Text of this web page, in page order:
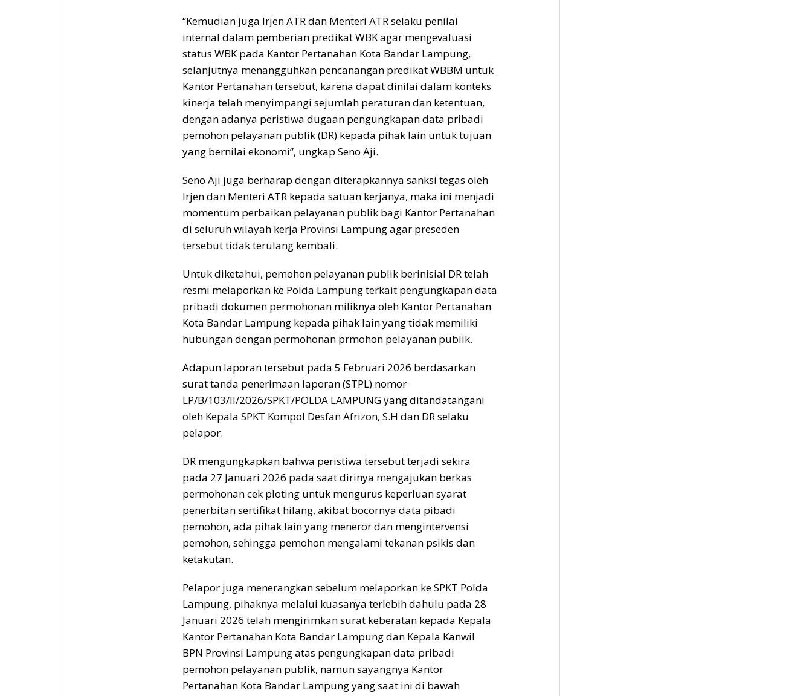
“Kemudian juga Irjen ATR dan Menteri ATR selaku penilai
internal dalam pemberian predikat WBK agar mengevaluasi
status WBK pada Kantor Pertanahan Kota Bandar Lampung,
selanjutnya menangguhkan pencanangan predikat WBBM untuk
Kantor Pertanahan tersebut, karena dapat dinilai dalam konteks
kinerja telah menyimpangi sejumlah peraturan dan ketentuan,
dengan adanya peristiwa dugaan pengungkapan data pribadi
pemohon pelayanan publik (DR) kepada pihak lain untuk tujuan
yang bernilai ekonomi”, ungkap Seno Aji.
Seno Aji juga berharap dengan diterapkannya sanksi tegas oleh
Irjen dan Menteri ATR kepada satuan kerjanya, maka ini menjadi
momentum perbaikan pelayanan publik bagi Kantor Pertanahan
di seluruh wilayah kerja Provinsi Lampung agar preseden
tersebut tidak terulang kembali.
Untuk diketahui, pemohon pelayanan publik berinisial DR telah
resmi melaporkan ke Polda Lampung terkait pengungkapan data
pribadi dokumen permohonan miliknya oleh Kantor Pertanahan
Kota Bandar Lampung kepada pihak lain yang tidak memiliki
hubungan dengan permohonan prmohon pelayanan publik.
Adapun laporan tersebut pada 5 Februari 2026 berdasarkan
surat tanda penerimaan laporan (STPL) nomor
LP/B/103/II/2026/SPKT/POLDA LAMPUNG yang ditandatangani
oleh Kepala SPKT Kompol Desfan Afrizon, S.H dan DR selaku
pelapor.
DR mengungkapkan bahwa peristiwa tersebut terjadi sekira
pada 27 Januari 2026 pada saat dirinya mengajukan berkas
permohonan cek ploting untuk mengurus keperluan syarat
penerbitan sertifikat hilang, akibat bocornya data pibadi
pemohon, ada pihak lain yang meneror dan mengintervensi
pemohon, sehingga pemohon mengalami tekanan psikis dan
ketakutan.
Pelapor juga menerangkan sebelum melaporkan ke SPKT Polda
Lampung, pihaknya melalui kuasanya terlebih dahulu pada 28
Januari 2026 telah mengirimkan surat keberatan kepada Kepala
Kantor Pertanahan Kota Bandar Lampung dan Kepala Kanwil
BPN Provinsi Lampung atas pengungkapan data pribadi
pemohon pelayanan publik, namun sayangnya Kantor
Pertanahan Kota Bandar Lampung yang saat ini di bawah